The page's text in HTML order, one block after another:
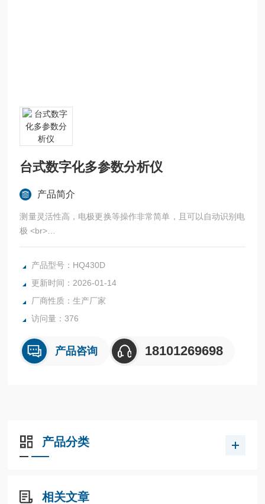
台式数字化多参数分析仪
产品简介
测量灵活性高，电极更换等操作非常简单，且可以自动识别电
极 <br>
人性化校正指南操作界面简单直观，具有校正指引和标准规程
检查，从而大大减少校正错误，且简化了操作过程，校正状态
指示灯和校正提醒确保能获得正确的校正结孌膚唇果。
产品型号：HQ430D
更新时间：2026-01-14
厂商性质：生产厂家
访问量：376
产品咨询 18101269698
产品分类
相关文章